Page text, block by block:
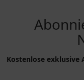
Kostenlose exklusive